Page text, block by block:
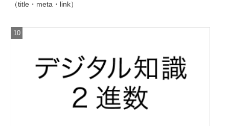
（title・meta・link）